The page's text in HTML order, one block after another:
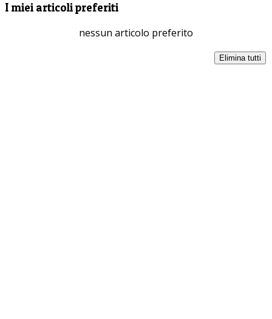
I miei articoli preferiti
nessun articolo preferito